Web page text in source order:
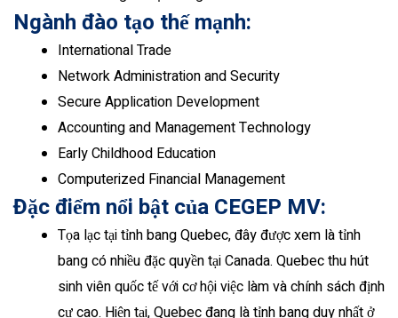
Ngành đào tạo thế mạnh:
International Trade
Network Administration and Security
Secure Application Development
Accounting and Management Technology
Early Childhood Education
Computerized Financial Management
Đặc điểm nổi bật của CEGEP MV:
Tọa lạc tại tỉnh bang Quebec, đây được xem là tỉnh
bang có nhiều đặc quyền tại Canada. Quebec thu hút
sinh viên quốc tế với cơ hội việc làm và chính sách định
cư cao. Hiện tại, Quebec đang là tỉnh bang duy nhất ở